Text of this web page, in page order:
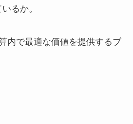
るか。
内で最適な価値を提供するブ